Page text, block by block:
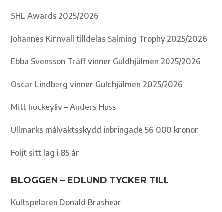
SHL Awards 2025/2026
Johannes Kinnvall tilldelas Salming Trophy 2025/2026
Ebba Svensson Träff vinner Guldhjälmen 2025/2026
Oscar Lindberg vinner Guldhjälmen 2025/2026
Mitt hockeyliv – Anders Huss
Ullmarks målvaktsskydd inbringade 56 000 kronor
Följt sitt lag i 85 år
BLOGGEN – EDLUND TYCKER TILL
Kultspelaren Donald Brashear